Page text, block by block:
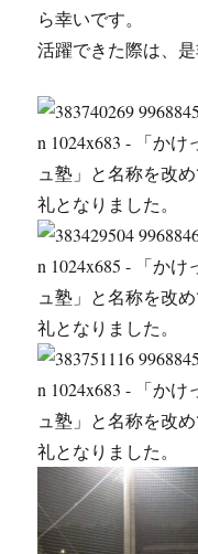
ら幸いです。
活躍できた際は、